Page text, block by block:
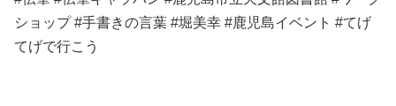
ショップ #手書きの言葉 #堀美幸 #鹿児島イベント #てげ
てげで行こう